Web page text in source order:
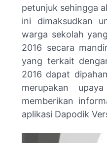
petunjuk sehingga
ini dimaksudkan
warga sekolah
2016 secara
yang terkait
2016 dapat
merupakan
memberikan
aplikasi Dapodik